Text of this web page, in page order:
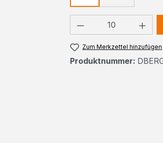
Produkt
Zum Merkzettel hinzufügen
Produktnummer: